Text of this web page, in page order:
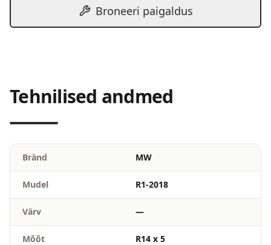
Broneeri paigaldus
Tehnilised andmed
Bränd MW
Mudel R1-2018
Värv —
Mõõt R14 x 5